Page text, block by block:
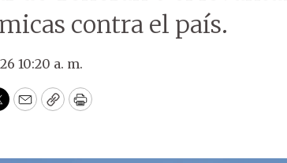
contra el país.
10:20 a. m.
EmailCopyPrint